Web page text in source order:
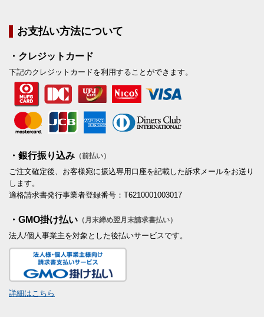
お支払い方法について
・クレジットカード
下記のクレジットカードを利用することができます。
・銀行振り込み （前払い）
ご注文確定後、お客様宛に振込専用口座を記載した訴求メールをお送り
します。
適格請求書発行事業者登録番号：T6210001003017
・GMO掛け払い （月末締め翌月末請求書払い）
法人/個人事業主を対象とした後払いサービスです。
詳細はこちら